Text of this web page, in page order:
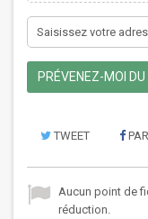
PRÉVENEZ-MOI
TWEET
Aucun point de
réduction.